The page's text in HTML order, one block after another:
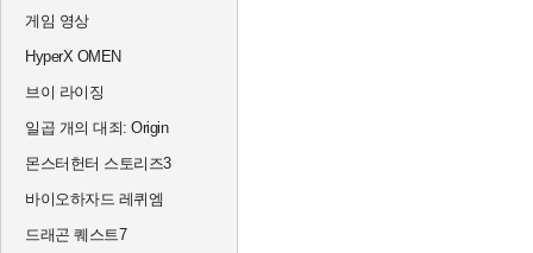
게임 영상
HyperX OMEN
브이 라이징
일곱 개의 대죄: Origin
몬스터헌터 스토리즈3
바이오하자드 레퀴엠
드래곤 퀘스트7